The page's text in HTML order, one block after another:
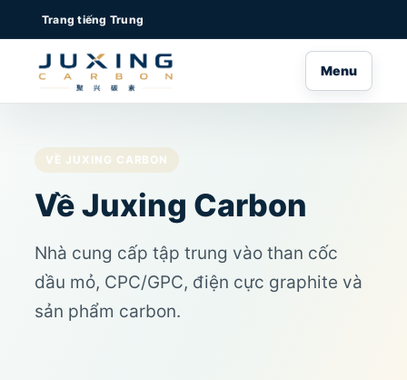
Trang tiếng Trung
Menu
VỀ JUXING CARBON
Về Juxing Carbon
Nhà cung cấp tập trung vào than cốc
dầu mỏ, CPC/GPC, điện cực graphite và
sản phẩm carbon.